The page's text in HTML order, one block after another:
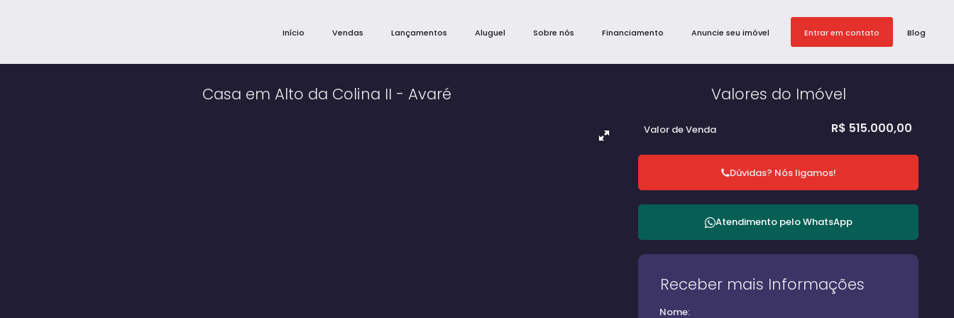
Blog
Entrar em contato
Anuncie seu imóvel
Financiamento
Sobre nós
Aluguel
Lançamentos
Vendas
Início
Casa em Alto da Colina II - Avaré Valores do Imóvel
R$ 515.000,00
Valor de Venda
Dúvidas? Nós ligamos!
Atendimento peloWhatsApp
Receber mais Informações
Nome: